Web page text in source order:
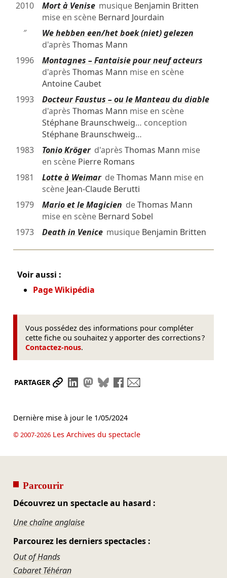
2010
Mort à Venisemusique Benjamin Britten
mise en scène Bernard Jourdain
″
We hebben een/het boek (niet) gelezen
d'après Thomas Mann
1996
Montagnes – Fantaisie pour neuf acteurs
d'après Thomas Mann mise en scène
Antoine Caubet
1993
Docteur Faustus – ou le Manteau du diable
d'après Thomas Mann mise en scène
Stéphane Braunschweig… conception
Stéphane Braunschweig…
1983
Tonio Krögerd'après Thomas Mann mise
en scène Pierre Romans
1981
Lotte à WeimardeThomas Mann mise en
scène Jean-Claude Berutti
1979
Mario et le Magicien deThomas Mann
mise en scène Bernard Sobel
1973
Death in Venicemusique Benjamin Britten
Voir aussi :
Page Wikipédia
Vous possédez des informations pour compléter
cette fiche ou souhaitez y apporter des corrections ?
Contactez-nous.
PARTAGER Partager le lien
Partager sur LinkedIn
Partager sur Mastodon
Partager sur Bluesky
Partager sur Facebook
Dernière mise à jour le 1/05/2024
© 2007-2026Les Archives du spectacle
Parcourir
Découvrez un spectacle au hasard :
Une chaîne anglaise
Parcourez les derniers spectacles :
Out of Hands
Cabaret Téhéran